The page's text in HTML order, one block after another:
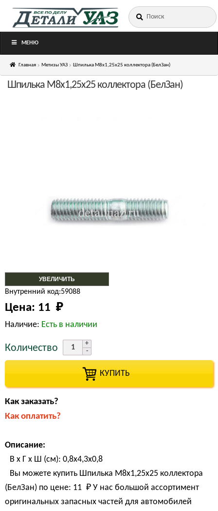
Перейти
Перейти
Искать:
МЕНЮ
Главная Метизы УАЗ Шпилька М8х1,25х25 коллектора (БелЗан)
УВЕЛИЧИТЬ
Шпилька М8х1,25х25 коллектора (БелЗан)
Внутренний код:59088
Цена: 11 ₽
Наличие: Есть в наличии
Количество
КУПИТЬ
Как заказать?
Как оплатить?
Описание:
В х Г х Ш (см): 0,8х4,3х0,8
Вы можете купить Шпилька М8х1,25х25 коллектора
(БелЗан) по цене: 11 ₽ У нас большой ассортимент
оригинальных запасных частей для автомобилей